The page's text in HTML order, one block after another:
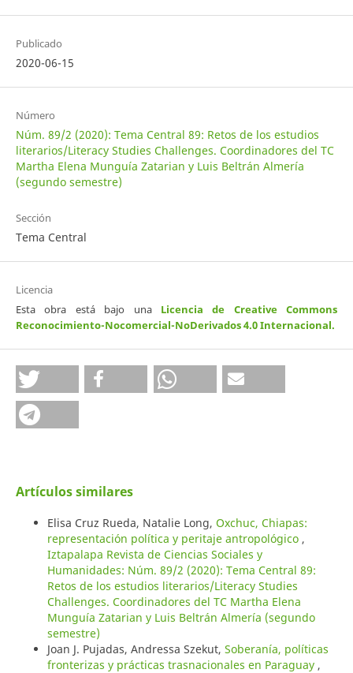
Publicado
2020-06-15
Número
Núm. 89/2 (2020): Tema Central 89: Retos de los estudios
literarios/Literacy Studies Challenges. Coordinadores del TC
Martha Elena Munguía Zatarian y Luis Beltrán Almería
(segundo semestre)
Sección
Tema Central
Licencia
Esta obra está bajo una Licencia de Creative Commons
Reconocimiento-Nocomercial-NoDerivados 4.0 Internacional.
Artículos similares
Elisa Cruz Rueda, Natalie Long, Oxchuc, Chiapas:
representación política y peritaje antropológico ,
Iztapalapa Revista de Ciencias Sociales y
Humanidades: Núm. 89/2 (2020): Tema Central 89:
Retos de los estudios literarios/Literacy Studies
Challenges. Coordinadores del TC Martha Elena
Munguía Zatarian y Luis Beltrán Almería (segundo
semestre)
Joan J. Pujadas, Andressa Szekut, Soberanía, políticas
fronterizas y prácticas trasnacionales en Paraguay ,